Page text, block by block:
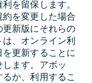
を留保します。
を変更した場合
新版にそれらの
、オンライン利
更新することに
ます。アボッ
るか、利用するこ